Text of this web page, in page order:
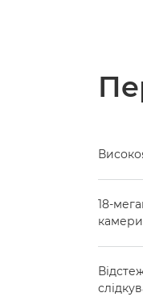
18-
камери